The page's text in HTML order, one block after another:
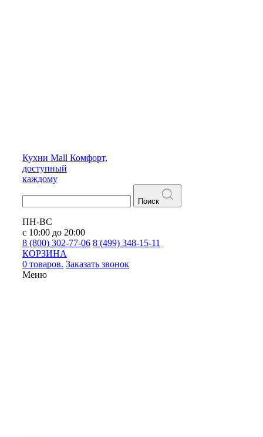
Кухни Mall Комфорт,
доступный
каждому
Поиск
ПН-ВС
с 10:00 до 20:00
8 (800) 302-77-06 8 (499) 348-15-11
КОРЗИНА
0 товаров. Заказать звонок
Меню